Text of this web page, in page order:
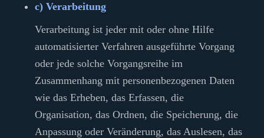
c) Verarbeitung
Verarbeitung ist jeder mit oder ohne Hilfe
automatisierter Verfahren ausgeführte Vorgang
oder jede solche Vorgangsreihe im
Zusammenhang mit personenbezogenen Daten
wie das Erheben, das Erfassen, die
Organisation, das Ordnen, die Speicherung, die
Anpassung oder Veränderung, das Auslesen, das